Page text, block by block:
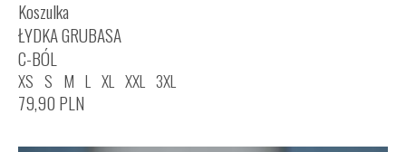
Koszulka
ŁYDKA GRUBASA
C-BÓL
XS S M L XL XXL 3XL
79,90 PLN